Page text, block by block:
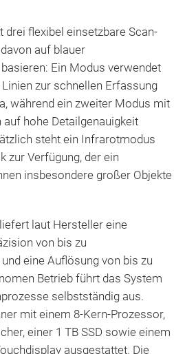
drei flexibel einsetzbare Scan-
auf blauer
Ein Modus verwendet
zur schnellen Erfassung
während ein zweiter Modus mit
auf hohe Detailgenauigkeit
steht ein Infrarotmodus
zur Verfügung, der ein
insbesondere großer Objekte
laut Hersteller eine
von bis zu
eine Auflösung von bis zu
Betrieb führt das System
selbstständig aus.
mit einem 8-Kern-Prozessor,
einer 1 TB SSD sowie einem
ausgestattet. Die